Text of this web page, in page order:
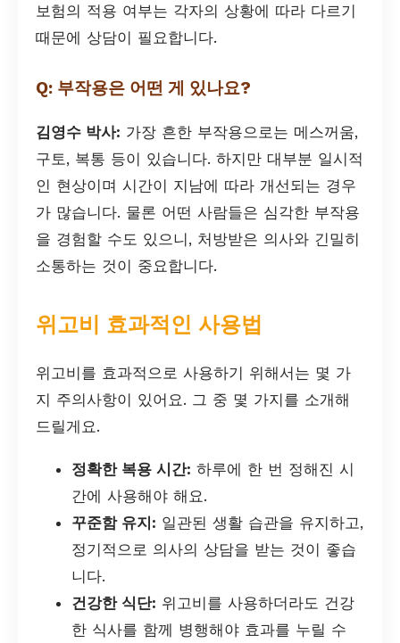
보험의 적용 여부는 각자의 상황에 따라 다르기
때문에 상담이 필요합니다.
Q: 부작용은 어떤 게 있나요?
김영수 박사: 가장 흔한 부작용으로는 메스꺼움,
구토, 복통 등이 있습니다. 하지만 대부분 일시적
인 현상이며 시간이 지남에 따라 개선되는 경우
가 많습니다. 물론 어떤 사람들은 심각한 부작용
을 경험할 수도 있으니, 처방받은 의사와 긴밀히
소통하는 것이 중요합니다.
위고비 효과적인 사용법
위고비를 효과적으로 사용하기 위해서는 몇 가
지 주의사항이 있어요. 그 중 몇 가지를 소개해
드릴게요.
정확한 복용 시간: 하루에 한 번 정해진 시
간에 사용해야 해요.
꾸준함 유지: 일관된 생활 습관을 유지하고,
정기적으로 의사의 상담을 받는 것이 좋습
니다.
건강한 식단: 위고비를 사용하더라도 건강
한 식사를 함께 병행해야 효과를 누릴 수